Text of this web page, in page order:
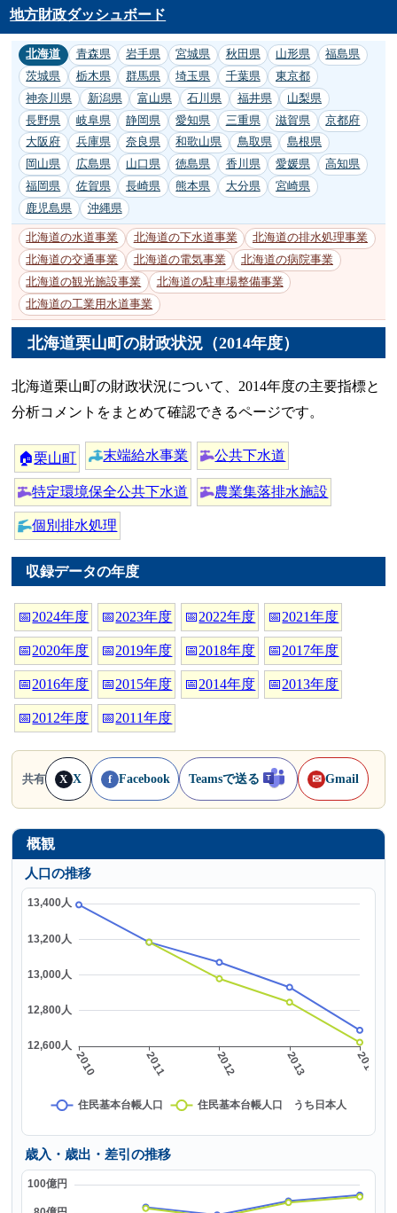
地方財政ダッシュボード
北海道 青森県 岩手県 宮城県 秋田県 山形県
福島県
茨城県
栃木県 群馬県 埼玉県 千葉県
東京都
神奈川県
新潟県 富山県 石川県 福井県
山梨県
長野県
岐阜県 静岡県 愛知県 三重県 滋賀県
京都府
大阪府
兵庫県 奈良県 和歌山県 鳥取県
島根県
岡山県
広島県 山口県 徳島県 香川県 愛媛県
高知県
福岡県
佐賀県 長崎県 熊本県 大分県
宮崎県
鹿児島県
沖縄県
北海道の水道事業 北海道の下水道事業
北海道の排水処理事業
北海道の交通事業
北海道の電気事業
北海道の病院事業
北海道の観光施設事業
北海道の駐車場整備事業
北海道の工業用水道事業
北海道栗山町の財政状況（2014年度）
北海道栗山町の財政状況について、2014年度の主要指標と
分析コメントをまとめて確認できるページです。
🏠栗山町 末端給水事業 公共下水道
特定環境保全公共下水道 農業集落排水施設
個別排水処理
収録データの年度
📅2024年度 📅2023年度 📅2022年度 📅2021年度
📅2020年度 📅2019年度 📅2018年度 📅2017年度
📅2016年度 📅2015年度 📅2014年度 📅2013年度
📅2012年度 📅2011年度
共有 X X f Facebook Teamsで送る ✉ Gmail
概観
人口の推移
歳入・歳出・差引の推移